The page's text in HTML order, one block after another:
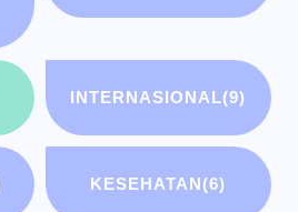
INTERNASIONAL(9)
KESEHATAN(6)